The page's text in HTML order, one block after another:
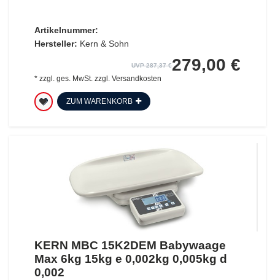
Artikelnummer:
Hersteller: Kern & Sohn
UVP 287,37 €279,00 €
* zzgl. ges. MwSt. zzgl. Versandkosten
ZUM WARENKORB
KERN MBC 15K2DEM Babywaage
Max 6kg 15kg e 0,002kg 0,005kg d
0,002